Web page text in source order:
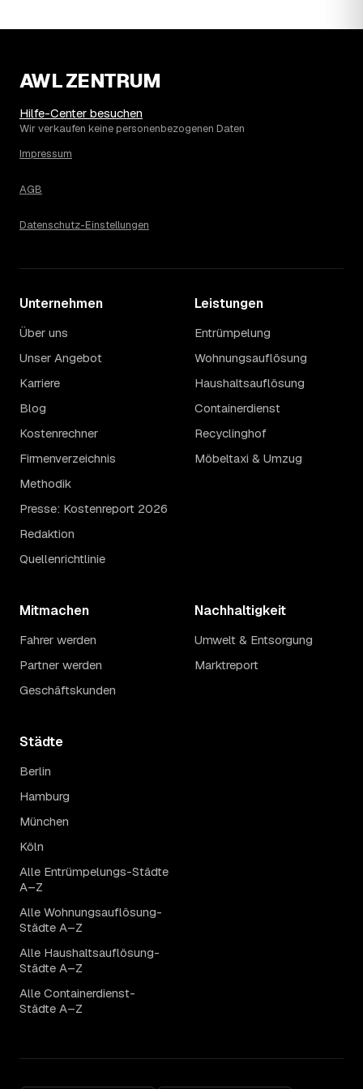
eher am unteren Ende, eine voll möblierte Wohnung mit
Sondermüllanteil verschieben den Endpreis. Den genauen
kostenlosen Einschätzung.
AWL ZENTRUM
Hilfe-Center besuchen
Wir verkaufen keine personenbezogenen Daten
Impressum
AGB
Datenschutz-Einstellungen
Unternehmen
Über uns
Unser Angebot
Karriere
Blog
Kostenrechner
Firmenverzeichnis
Methodik
Presse: Kostenreport 2026
Redaktion
Quellenrichtlinie
Leistungen
Entrümpelung
Wohnungsauflösung
Haushaltsauflösung
Containerdienst
Recyclinghof
Möbeltaxi & Umzug
Mitmachen
Fahrer werden
Partner werden
Geschäftskunden
Nachhaltigkeit
Umwelt & Entsorgung
Marktreport
Städte
Berlin
Hamburg
München
Köln
Alle Entrümpelungs-Städte
A–Z
Alle Wohnungsauflösung-
Städte A–Z
Alle Haushaltsauflösung-
Städte A–Z
Alle Containerdienst-
Städte A–Z